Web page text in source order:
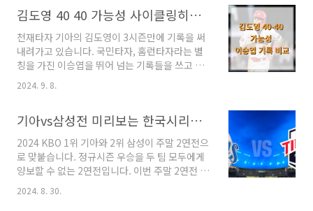
SSG가 치루게 됩니다. 두 팀 모두 5위 싸움에 필
사적이었다는 것을 증명하 듯 최근 성적은 ..
40 가능성도 관심이 쏠리고 있습니
다. 2024.09.08 - [더 해피한 일상과 리뷰/세상
이야기] - 김도영 40 40 가능성 사이클링히트 이
승엽 기록 비교 김도영 40 40 가능성 사이클링히
트 이승엽 기록 비교천재타자 기아의 김도영이 3
시즌만에 기록을 써내려가고 있습니다. 국민타
는 기록들을 쓰고 있는데요. 김도영 40 40 가능
성 사이클링히트 이승엽dino1000.com..
김도영 40 40 가능성 사이클링히트 이승엽 기록 비교
천재타자 기아의 김도영이 3시즌만에 기록을 써
내려가고 있습니다. 국민타자, 홈런타자라는 별
칭을 가진 이승엽을 뛰어 넘는 기록들을 쓰고 있
는데요. 김도영 40 40 가능성 사이클링히트 이승
엽 기록 비교를 해보겠습니다. 김도영 40 40 가
차 기아의 김도영이 KBO리그 새역사에 도전합
니다. 3시즌만에 기아팬들을 웃고 울리는 슈퍼스
타 김도영이 이번 시즌에 도전중인 대기록과 달
성 가능성에 대해서 알아보겠습니다. 김도영
40-40 가능성1. 김도영 40-40 가능성김도영이
도전 중인 대기록중 본인은 기록에 크게 관심이
2024. 9. 8.
기아vs삼성전 미리보는 한국시리즈 기아 매직넘버
2024 KBO 1위 기아와 2위 삼성이 주말 2연전으
로 맞붙습니다. 정규시즌 우승을 두 팀 모두에게
양보할 수 없는 2연전입니다. 이번 주말 2연전 기
아vs삼성전 미리보는 한국시리즈로 주목을 끌고
있는데요. 결과에 따른 기아 매직넘버를 알아보
2024. 8. 30.